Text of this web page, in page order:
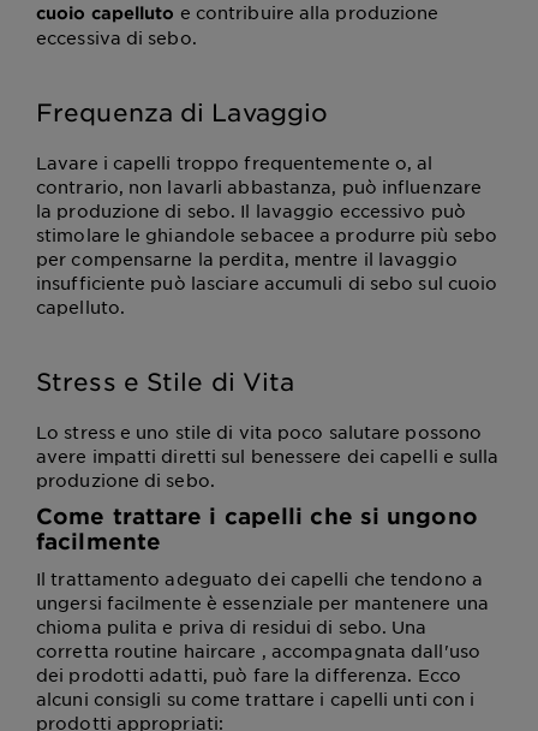
cuoio capelluto e contribuire alla produzione
eccessiva di sebo.
Frequenza di Lavaggio
Lavare i capelli troppo frequentemente o, al
contrario, non lavarli abbastanza, può influenzare
la produzione di sebo. Il lavaggio eccessivo può
stimolare le ghiandole sebacee a produrre più sebo
per compensarne la perdita, mentre il lavaggio
insufficiente può lasciare accumuli di sebo sul cuoio
capelluto.
Stress e Stile di Vita
Lo stress e uno stile di vita poco salutare possono
avere impatti diretti sul benessere dei capelli e sulla
produzione di sebo.
Come trattare i capelli che si ungono
facilmente
Il trattamento adeguato dei capelli che tendono a
ungersi facilmente è essenziale per mantenere una
chioma pulita e priva di residui di sebo. Una
corretta routine haircare , accompagnata dall'uso
dei prodotti adatti, può fare la differenza. Ecco
alcuni consigli su come trattare i capelli unti con i
prodotti appropriati: